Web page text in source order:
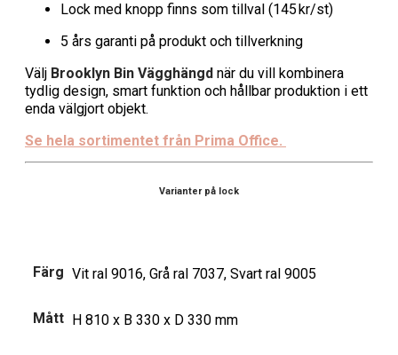
Lock med knopp finns som tillval (145 kr/st)
5 års garanti på produkt och tillverkning
Välj Brooklyn Bin Vägghängd när du vill kombinera
tydlig design, smart funktion och hållbar produktion i ett
enda välgjort objekt.
Se hela sortimentet från Prima Office.
Varianter på lock
Färg Vit ral 9016, Grå ral 7037, Svart ral 9005
Mått H 810 x B 330 x D 330 mm